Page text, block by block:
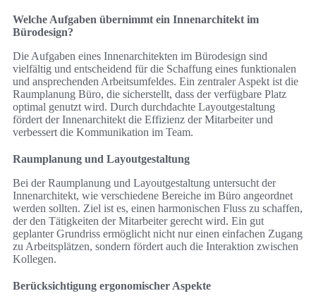
Welche Aufgaben übernimmt ein Innenarchitekt im
Bürodesign?
Die Aufgaben eines Innenarchitekten im Bürodesign sind
vielfältig und entscheidend für die Schaffung eines funktionalen
und ansprechenden Arbeitsumfeldes. Ein zentraler Aspekt ist die
Raumplanung Büro, die sicherstellt, dass der verfügbare Platz
optimal genutzt wird. Durch durchdachte Layoutgestaltung
fördert der Innenarchitekt die Effizienz der Mitarbeiter und
verbessert die Kommunikation im Team.
Raumplanung und Layoutgestaltung
Bei der Raumplanung und Layoutgestaltung untersucht der
Innenarchitekt, wie verschiedene Bereiche im Büro angeordnet
werden sollten. Ziel ist es, einen harmonischen Fluss zu schaffen,
der den Tätigkeiten der Mitarbeiter gerecht wird. Ein gut
geplanter Grundriss ermöglicht nicht nur einen einfachen Zugang
zu Arbeitsplätzen, sondern fördert auch die Interaktion zwischen
Kollegen.
Berücksichtigung ergonomischer Aspekte